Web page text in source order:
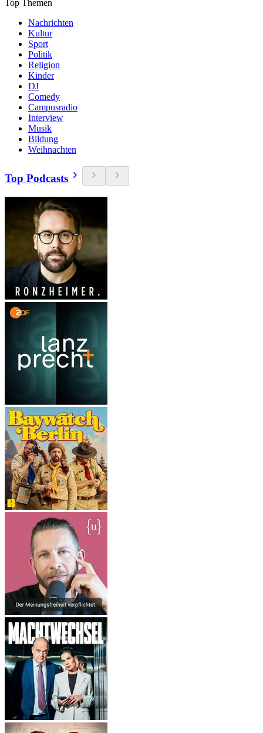
Top Themen
Nachrichten
Kultur
Sport
Politik
Religion
Kinder
DJ
Comedy
Campusradio
Interview
Musik
Bildung
Weihnachten
Top Podcasts